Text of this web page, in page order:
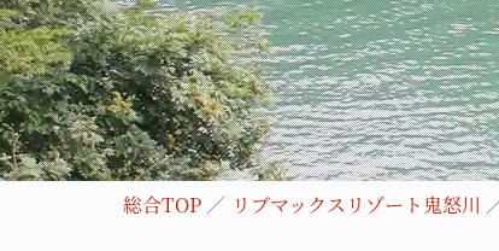
総合TOP リブマックスリゾート鬼怒川